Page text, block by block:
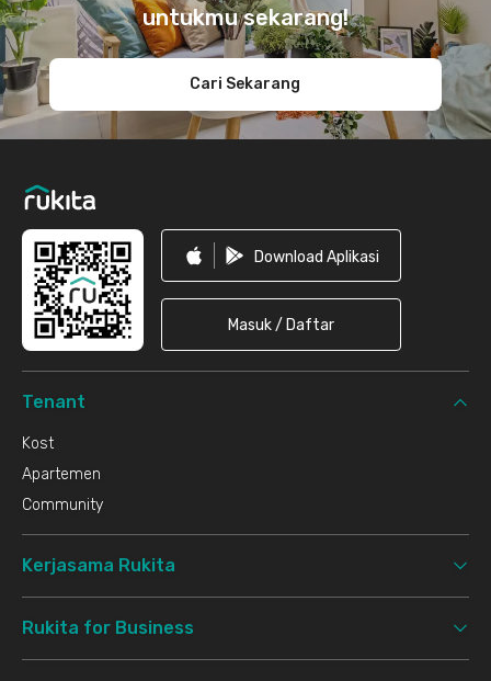
untukmu sekarang!
Cari Sekarang
Download Aplikasi
Masuk / Daftar
Tenant
Kost
Apartemen
Community
Kerjasama Rukita
Rukita for Business